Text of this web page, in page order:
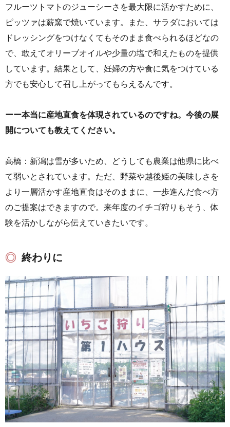
フルーツトマトのジューシーさを最大限に活かすために、
ピッツァは薪窯で焼いています。また、サラダにおいては
ドレッシングをつけなくてもそのまま食べられるほどなの
で、敢えてオリーブオイルや少量の塩で和えたものを提供
しています。結果として、妊婦の方や食に気をつけている
方でも安心して召し上がってもらえるんです。
ーー本当に産地直食を体現されているのですね。今後の展
開についても教えてください。
高橋：新潟は雪が多いため、どうしても農業は他県に比べ
て弱いとされています。ただ、野菜や越後姫の美味しさを
より一層活かす産地直食はそのままに、一歩進んだ食べ方
のご提案はできますので。来年度のイチゴ狩りもそう、体
験を活かしながら伝えていきたいです。
終わりに